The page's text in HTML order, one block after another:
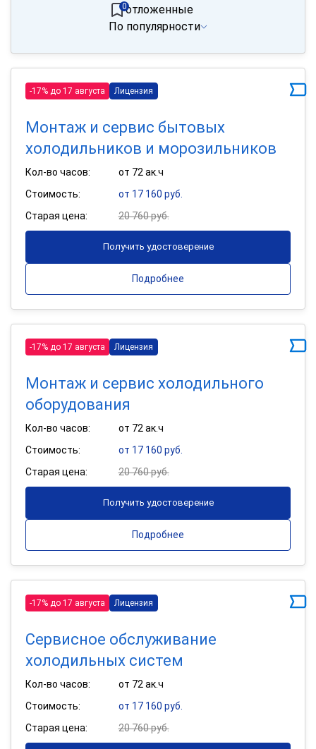
отложенные
0
По популярности
-17% до 17 августа Лицензия
Монтаж и сервис бытовых
холодильников и морозильников
Кол-во часов:
от 72 ак.ч
Стоимость:
от 17 160 руб.
Старая цена:
20 760 руб.
Получить удостоверение
Подробнее
-17% до 17 августа Лицензия
Монтаж и сервис холодильного
оборудования
Кол-во часов:
от 72 ак.ч
Стоимость:
от 17 160 руб.
Старая цена:
20 760 руб.
Получить удостоверение
Подробнее
-17% до 17 августа Лицензия
Сервисное обслуживание
холодильных систем
Кол-во часов:
от 72 ак.ч
Стоимость:
от 17 160 руб.
Старая цена:
20 760 руб.